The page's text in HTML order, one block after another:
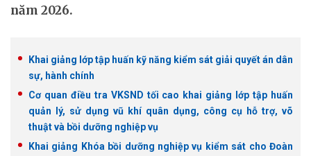
năm 2026.
Khai giảng lớp tập huấn kỹ năng kiểm sát giải quyết án dân
sự, hành chính
Cơ quan điều tra VKSND tối cao khai giảng lớp tập huấn
quản lý, sử dụng vũ khí quân dụng, công cụ hỗ trợ, võ
thuật và bồi dưỡng nghiệp vụ
Khai giảng Khóa bồi dưỡng nghiệp vụ kiểm sát cho Đoàn